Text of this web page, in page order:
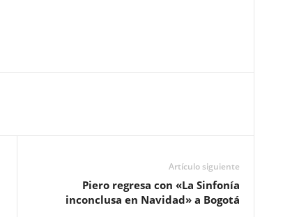
Artículo siguiente
Piero regresa con «La Sinfonía
inconclusa en Navidad» a Bogotá